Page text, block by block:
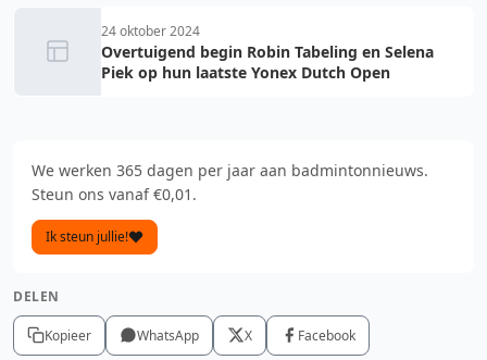
24 oktober 2024
Overtuigend begin Robin Tabeling en Selena
Piek op hun laatste Yonex Dutch Open
We werken 365 dagen per jaar aan badmintonnieuws.
Steun ons vanaf €0,01.
Ik steun jullie!
DELEN
Kopieer WhatsApp X Facebook